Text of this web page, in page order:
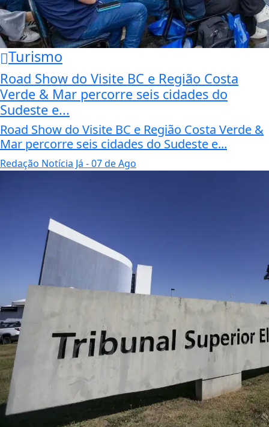
Turismo
Road Show do Visite BC e Região Costa
Verde & Mar percorre seis cidades do
Sudeste e...
Road Show do Visite BC e Região Costa Verde &
Mar percorre seis cidades do Sudeste e...
Redação Notícia Já - 07 de Ago